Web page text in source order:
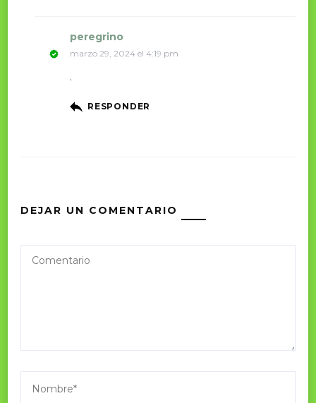
peregrino
marzo 29, 2024 el 4:19 pm
.
RESPONDER
DEJAR UN COMENTARIO